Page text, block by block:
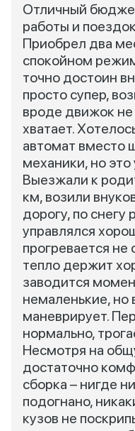
Отличный
работы и
Приобрел два
спокойном
точно достоин
просто супер,
вроде движок
хватает.
автомат вместо
механики, но
Выезжали к
км, возили
дорогу, по снегу
управлялся
прогревается
тепло держит
заводится
немаленькие, но
маневрирует.
нормально,
Несмотря на
достаточно
сборка – нигде
подогнано,
кузов не